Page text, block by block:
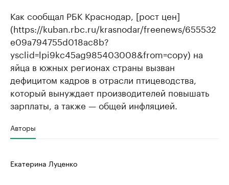
Как сообщал РБК Краснодар, [рост цен]
(https://kuban.rbc.ru/krasnodar/freenews/655532
e09a794755d018ac8b?
ysclid=lpi9kc45ag985403008&from=copy) на
яйца в южных регионах страны вызван
дефицитом кадров в отрасли птицеводства,
который вынуждает производителей повышать
зарплаты, а также — общей инфляцией.
Авторы
Екатерина Луценко